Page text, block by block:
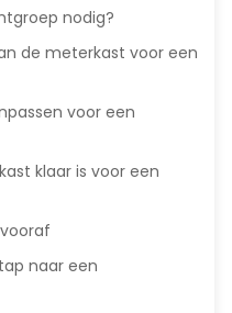
nodig?
de meterkast voor een
voor een
klaar is voor een
naar een